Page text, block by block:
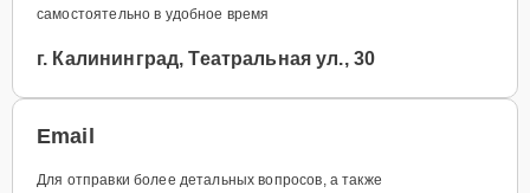
самостоятельно в удобное время
г. Калининград, Театральная ул., 30
Email
Для отправки более детальных вопросов, а также